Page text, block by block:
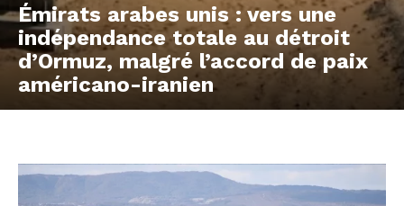
Émirats arabes unis : vers une
indépendance totale au détroit
d’Ormuz, malgré l’accord de paix
américano-iranien